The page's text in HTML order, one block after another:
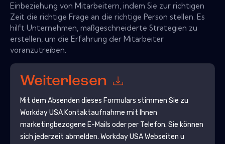
Einbeziehung von Mitarbeitern, indem Sie zur richtigen
Zeit die richtige Frage an die richtige Person stellen. Es
hilft Unternehmen, maßgeschneiderte Strategien zu
erstellen, um die Erfahrung der Mitarbeiter
voranzutreiben.
Weiterlesen
Mit dem Absenden dieses Formulars stimmen Sie zu
Workday USAKontaktaufnahme mit Ihnen
marketingbezogene E-Mails oder per Telefon. Sie können
sich jederzeit abmelden. Workday USAWebseiten u